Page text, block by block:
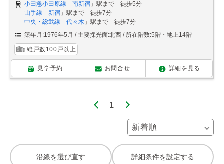
小田急小田原線 「南新宿 」駅まで 徒歩5分
山手線 「新宿 」駅まで 徒歩7分
中央・総武線 「代々木 」駅まで 徒歩7分
築年月:1976年5月
主要採光面:北西 所在階数:5階・地上14階
総戸数100戸以上
見学予約 お問合せ 詳細を見る
1
沿線を選び直す 詳細条件を設定する